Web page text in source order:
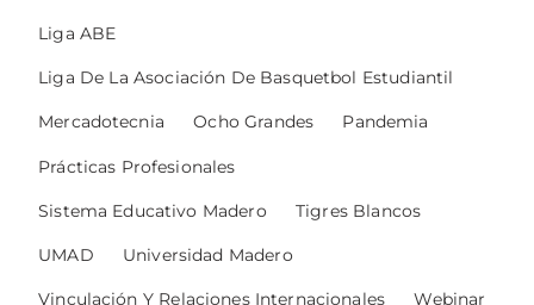
Liga ABE
Liga De La Asociación De Basquetbol Estudiantil
Mercadotecnia Ocho Grandes Pandemia
Prácticas Profesionales
Sistema Educativo Madero Tigres Blancos
UMAD Universidad Madero
Vinculación Y Relaciones Internacionales Webinar